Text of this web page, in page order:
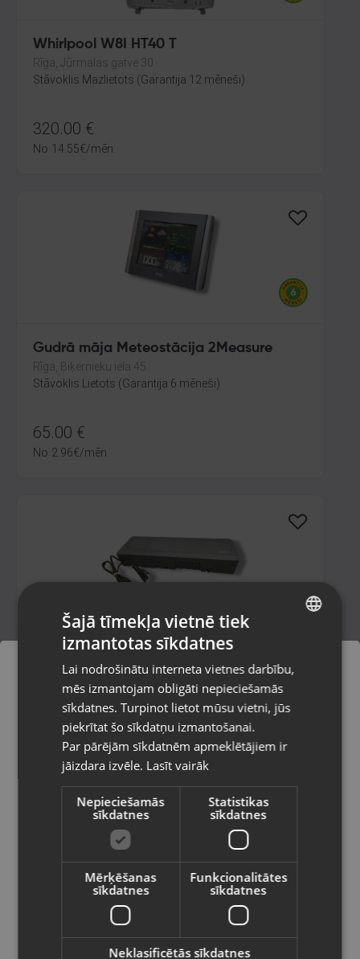
Whirlpool W8I HT40 T
Rīga, Jūrmalas gatve 30
Stāvoklis Mazlietots (Garantija 12 mēneši)
320.00 €
No 14.55€/mēn.
Gudrā māja Meteostācija 2Measure
Rīga, Biķernieku iela 45
Stāvoklis Lietots (Garantija 6 mēneši)
65.00 €
No 2.96€/mēn.
Smatrix Base X-145 Bus 6X
Rīga, A.Deglava iela 120
Stāvoklis Mazlietots (Garantija 12 mēneši)
80.00€
/mēn.
Google NEST Learning Thermostat
Pasūtījumi tiks piegādāti uz
izvēlēto valsti
Vietnes saturs būs attēlots izvēlētajā
valodā
Valsts
Latviešu / Latvian
RUSSIAN
Šajā tīmekļa vietnē tiek
izmantotas sīkdatnes
Lai nodrošinātu interneta vietnes darbību,
mēs izmantojam obligāti nepieciešamās
sīkdatnes. Turpinot lietot mūsu vietni, jūs
piekrītat šo sīkdatņu izmantošanai.
Par pārējām sīkdatnēm apmeklētājiem ir
jāizdara izvēle. Lasīt vairāk
Nepieciešamās
sīkdatnes
Statistikas
sīkdatnes
Mērķēšanas
sīkdatnes
Funkcionalitātes
sīkdatnes
Neklasificētās sīkdatnes